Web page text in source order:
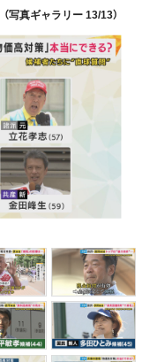
（写真ギャラリー 13/13）